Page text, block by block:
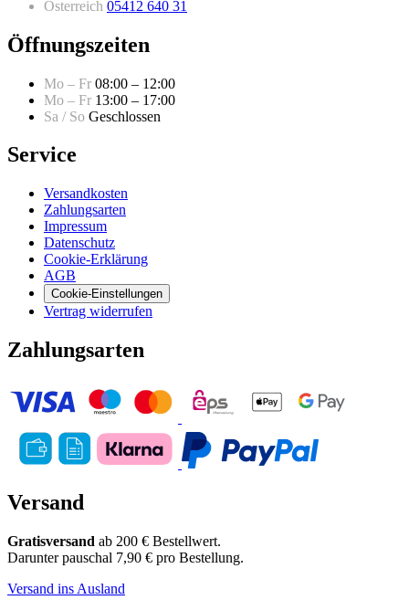
Österreich 05412 640 31
Öffnungszeiten
Mo – Fr 08:00 – 12:00
Mo – Fr 13:00 – 17:00
Sa / So Geschlossen
Service
Versandkosten
Zahlungsarten
Impressum
Datenschutz
Cookie-Erklärung
AGB
Cookie-Einstellungen
Vertrag widerrufen
Zahlungsarten
Versand
Gratisversand ab 200 € Bestellwert.
Darunter pauschal 7,90 € pro Bestellung.
Versand ins Ausland